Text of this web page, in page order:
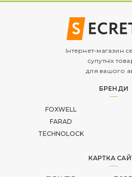
Інтернет-магазин
супутніх
для вашого
БРЕНДИ
FOXWELL
FARAD
TECHNOLOCK
КАРТКА